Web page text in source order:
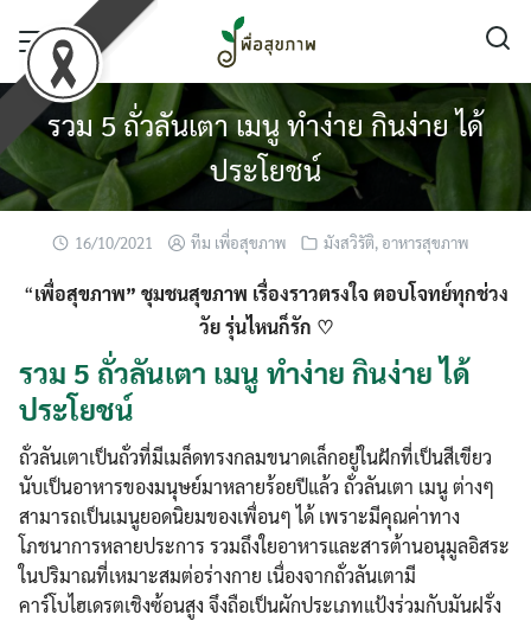
content
รวม 5 ถั่วลันเตา เมนู ทำง่าย กินง่าย ได้
ประโยชน์
16/10/2021 ทีม เพื่อสุขภาพ มังสวิรัติ, อาหารสุขภาพ
“เพื่อสุขภาพ” ชุมชนสุขภาพ เรื่องราวตรงใจ ตอบโจทย์ทุกช่วง
วัย รุ่นไหนก็รัก ♡
รวม 5 ถั่วลันเตา เมนู ทำง่าย กินง่าย ได้
ประโยชน์
ถั่วลันเตาเป็นถั่วที่มีเมล็ดทรงกลมขนาดเล็กอยู่ในฝักที่เป็นสีเขียว
นับเป็นอาหารของมนุษย์มาหลายร้อยปีแล้ว ถั่วลันเตา เมนู ต่างๆ
สามารถเป็นเมนูยอดนิยมของเพื่อนๆ ได้ เพราะมีคุณค่าทาง
โภชนาการหลายประการ รวมถึงใยอาหารและสารต้านอนุมูลอิสระ
ในปริมาณที่เหมาะสมต่อร่างกาย เนื่องจากถั่วลันเตามี
คาร์โบไฮเดรตเชิงซ้อนสูง จึงถือเป็นผักประเภทแป้งร่วมกับมันฝรั่ง